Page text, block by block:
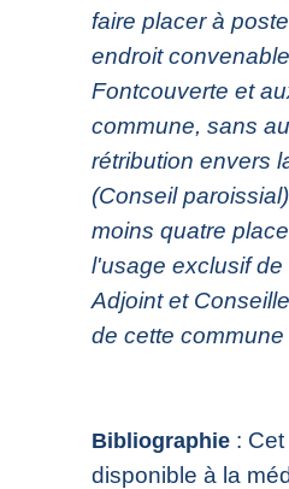
faire placer à
endroit
Fontcouverte et
commune, sans
rétribution envers
(Conseil
moins quatre
l'usage exclusif de
Adjoint et
de cette commune
Bibliographie :
disponible à la